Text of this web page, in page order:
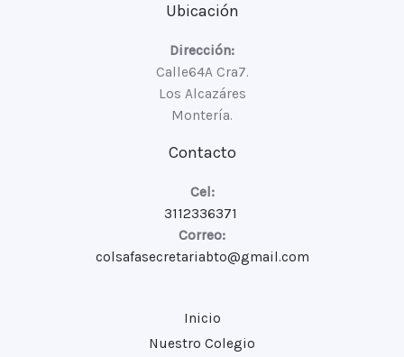
Ubicación
Dirección:
Calle64A Cra7.
Los Alcazáres
Montería.
Contacto
Cel:
3112336371
Correo:
colsafasecretariabto@gmail.com
Inicio
Nuestro Colegio